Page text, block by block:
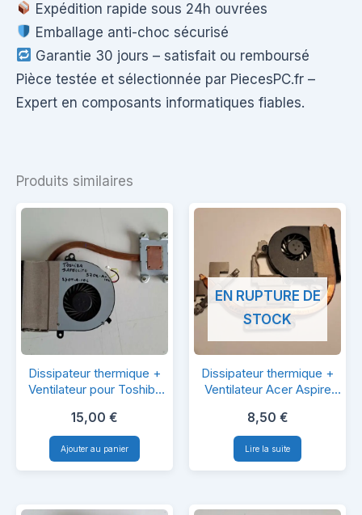
Expédition rapide sous 24h ouvrées
Emballage anti-choc sécurisé
Garantie 30 jours – satisfait ou remboursé
Pièce testée et sélectionnée par PiecesPC.fr –
Expert en composants informatiques fiables.
Produits similaires
Dissipateur
thermique
+
Ventilateur
pour
Satellite
Dissipateur thermique +
Ventilateur pour Toshiba
15,00 €
Ajouter au panier
Dissipateur
thermique
+
Ventilateur
Acer
5742
EN RUPTURE DE
STOCK
Dissipateur thermique +
Ventilateur Acer Aspire
8,50 €
Lire la suite